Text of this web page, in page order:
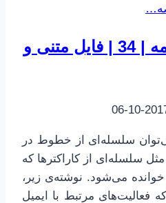
پایتون برای همه | 34 | فایل متنی و
2017-
سلسله‌ای از خطوط در
سلسله‌ای از کاراکترها که
می‌شود. نوشته‌ی زیر،
فعالیت‌های مرتبط با ایمیل